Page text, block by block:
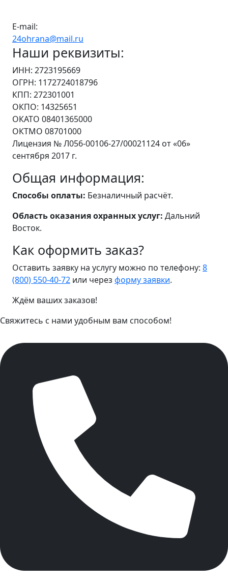
E-mail:
24ohrana@mail.ru
Наши реквизиты:
ИНН: 2723195669
ОГРН: 1172724018796
КПП: 272301001
ОКПО: 14325651
ОКАТО 08401365000
ОКТМО 08701000
Лицензия № Л056-00106-27/00021124 от «06»
сентября 2017 г.
Общая информация:
Способы оплаты: Безналичный расчёт.
Область оказания охранных услуг: Дальний
Восток.
Как оформить заказ?
Оставить заявку на услугу можно по телефону: 8
(800) 550-40-72 или через форму заявки.
Ждём ваших заказов!
Свяжитесь с нами удобным вам способом!